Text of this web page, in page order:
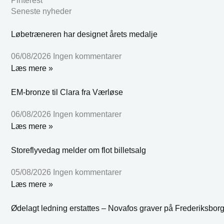
Seneste nyheder
Løbetræneren har designet årets medalje
06/08/2026 Ingen kommentarer
Læs mere »
EM-bronze til Clara fra Værløse
06/08/2026 Ingen kommentarer
Læs mere »
Storeflyvedag melder om flot billetsalg
05/08/2026 Ingen kommentarer
Læs mere »
Ødelagt ledning erstattes – Novafos graver på